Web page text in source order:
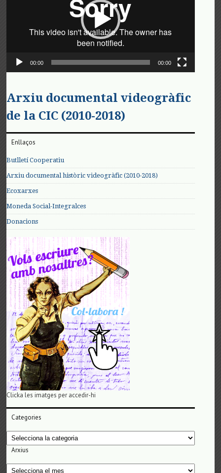
00:00 00:00
Arxiu documental videogràfic
de la CIC (2010-2018)
Enllaços
Butlletí Cooperatiu
Arxiu documental històric videogràfic (2010-2018)
Ecoxarxes
Moneda Social-Integralces
Donacions
Clicka les imatges per accedir-hi
Categories
Categories
Arxius
Arxius